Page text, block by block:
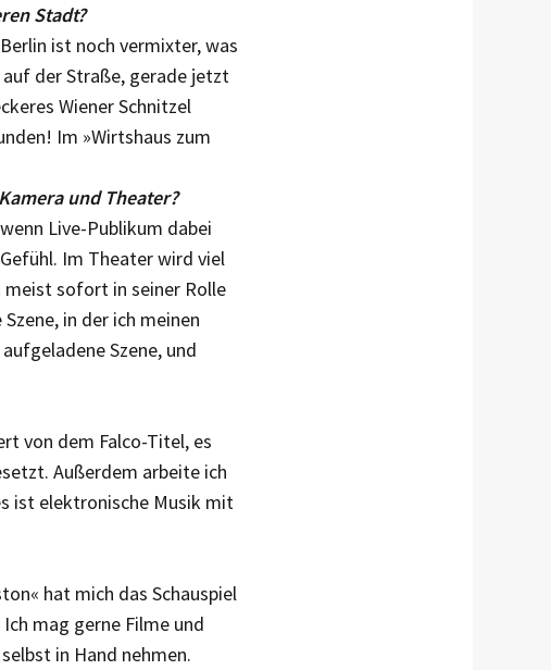
Stadt?
ist noch vermixter, was
der Straße, gerade jetzt
Wiener Schnitzel
Im »Wirtshaus zum
und Theater?
Live-Publikum dabei
Im Theater wird viel
sofort in seiner Rolle
in der ich meinen
Szene, und
von dem Falco-Titel, es
Außerdem arbeite ich
ist elektronische Musik mit
hat mich das Schauspiel
mag gerne Filme und
in Hand nehmen.